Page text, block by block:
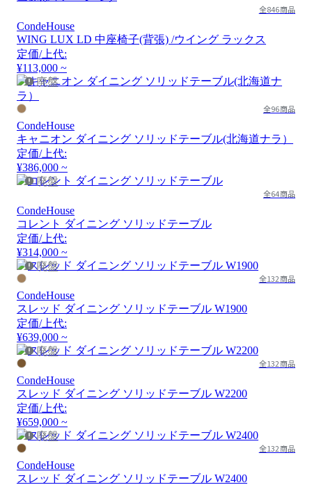
全846商品
CondeHouse
WING LUX LD 中座椅子(背張) /ウイング ラックス
定価/上代:
¥113,000 ~
廃盤
全96商品
CondeHouse
キャニオン ダイニング ソリッドテーブル(北海道ナラ）
定価/上代:
¥386,000 ~
廃盤
全64商品
CondeHouse
コレント ダイニング ソリッドテーブル
定価/上代:
¥314,000 ~
廃盤
全132商品
CondeHouse
スレッド ダイニング ソリッドテーブル W1900
定価/上代:
¥639,000 ~
廃盤
全132商品
CondeHouse
スレッド ダイニング ソリッドテーブル W2200
定価/上代:
¥659,000 ~
廃盤
全132商品
CondeHouse
スレッド ダイニング ソリッドテーブル W2400